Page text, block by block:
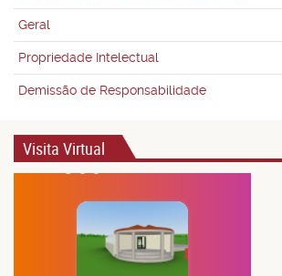
Geral
Propriedade Intelectual
Demissão de Responsabilidade
Visita Virtual